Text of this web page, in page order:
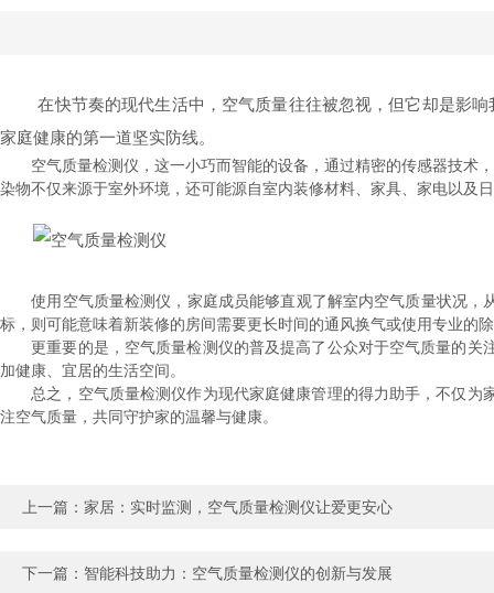
在快节奏的现代生活中，空气质量往往被忽视，但它却是影响
家庭健康的第一道坚实防线。
空气质量检测仪，这一小巧而智能的设备，通过精密的传感器技术
染物不仅来源于室外环境，还可能源自室内装修材料、家具、家电以及
使用空气质量检测仪，家庭成员能够直观了解室内空气质量状况，
标，则可能意味着新装修的房间需要更长时间的通风换气或使用专业的
更重要的是，空气质量检测仪的普及提高了公众对于空气质量的关
加健康、宜居的生活空间。
总之，空气质量检测仪作为现代家庭健康管理的得力助手，不仅为
注空气质量，共同守护家的温馨与健康。
上一篇： 家居：实时监测，空气质量检测仪让爱更安心
下一篇： 智能科技助力：空气质量检测仪的创新与发展